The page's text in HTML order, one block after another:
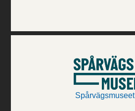
Spårvägsmuseet